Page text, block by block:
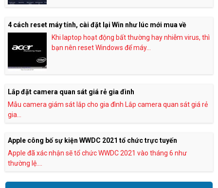
4 cách reset máy tính, cài đặt lại Win như lúc mới mua về
Khi laptop hoạt động bất thường hay nhiễm virus, thì
bạn nên reset Windows để máy...
Lắp đặt camera quan sát giá rẻ gia đình
Mẫu camera giám sát lắp cho gia đình Lắp camera quan sát giá rẻ
gia...
Apple công bố sự kiện WWDC 2021 tổ chức trực tuyến
Apple đã xác nhận sẽ tổ chức WWDC 2021 vào tháng 6 như
thường lệ....